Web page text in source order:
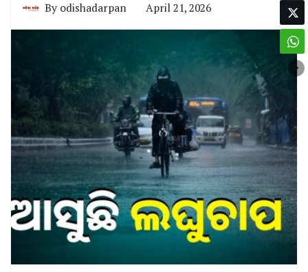
By odishadarpan April 21, 2026